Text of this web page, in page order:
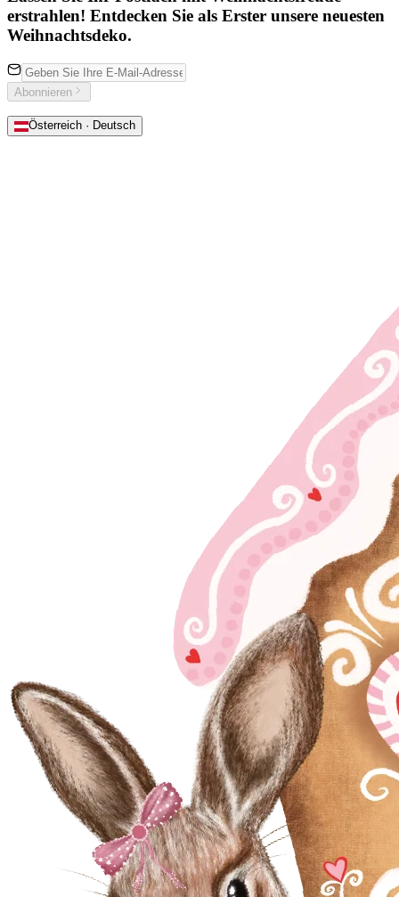
erstrahlen! Entdecken Sie als Erster unsere neuesten
Weihnachtsdeko.
Abonnieren
Österreich · Deutsch